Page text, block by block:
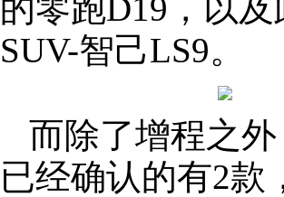
的零跑D19，以
SUV-智己LS9。
而除了增程之
已经确认的有2款